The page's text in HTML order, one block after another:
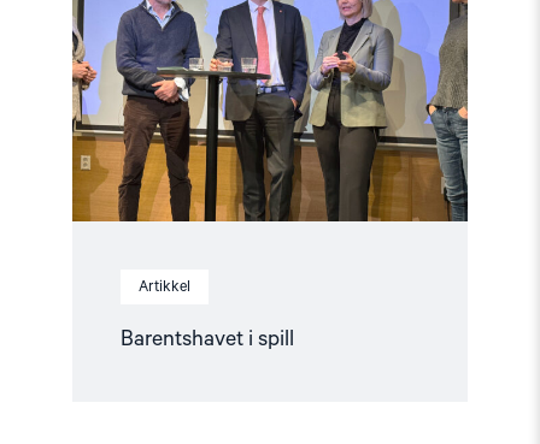
Artikkel
Barentshavet i spill
spill"